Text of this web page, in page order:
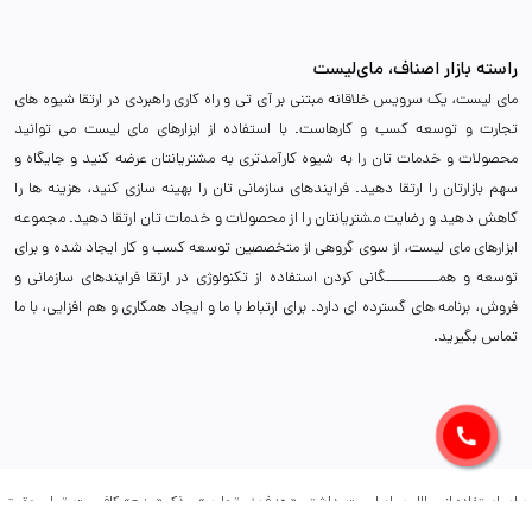
راسته بازار اصناف، مای‌لیست
مای لیست، یک سرویس خلاقانه مبتنی بر آی تی و راه کاری راهبردی در ارتقا شیوه های
تجارت و توسعه کسب و کارهاست. با استفاده از ابزارهای مای لیست می توانید
محصولات و خدمات تان را به شیوه کارآمدتری به مشتریانتان عرضه کنید و جایگاه و
سهم بازارتان را ارتقا دهید. فرایندهای سازمانی تان را بهینه سازی کنید، هزینه ها را
کاهش دهید و رضایت مشتریانتان را از محصولات و خدمات تان ارتقا دهید. مجموعه
ابزارهای مای لیست، از سوی گروهی از متخصصین توسعه کسب و کار ایجاد شده و برای
توسعه و همـــــــــــگانی کردن استفاده از تکنولوژی در ارتقا فرایندهای سازمانی و
فروش، برنامه های گسترده ای دارد. برای ارتباط با ما و ایجاد همکاری و هم افزایی، با ما
تماس بگیرید.
برای استفاده از مطالب مای‌لیست، داشتن «هدف غیرتجاری» و ذکر «منبع» کافیست. تمام حقوق